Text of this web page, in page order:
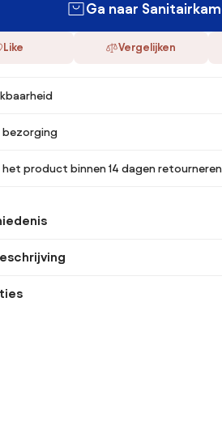
Ga naar
Like Vergelijken
bezorging
het product binnen 14 dagen retourneren